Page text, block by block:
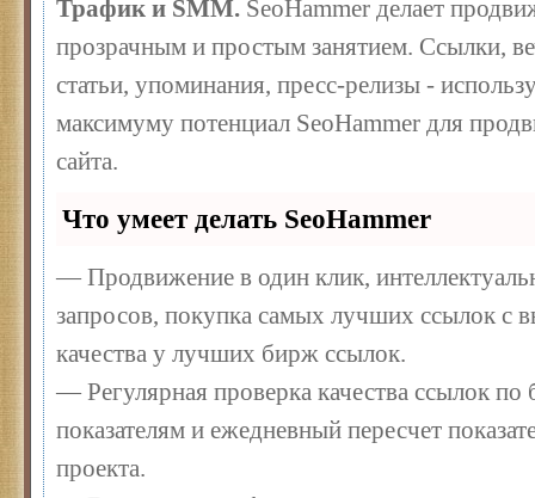
Трафик и SMM. SeoHammer делает
прозрачным и простым занятием. Ссылки,
статьи, упоминания, пресс-релизы -
максимуму потенциал SeoHammer для
сайта.
Что умеет делать SeoHammer
— Продвижение в один клик,
запросов, покупка самых лучших ссылок с
качества у лучших бирж ссылок.
— Регулярная проверка качества ссылок по
показателям и ежедневный пересчет
проекта.